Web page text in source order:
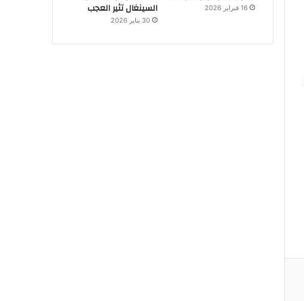
16 فبراير 2026
السينغال تثير العجب
30 يناير 2026